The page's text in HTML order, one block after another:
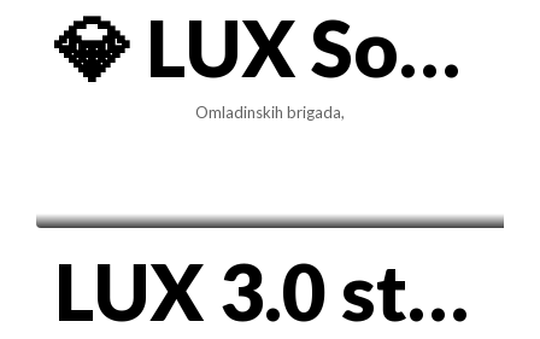
💎 LUX Soul 64 • Nov, neuseljavan 3.0 stan (78m²) sa garažom
Omladinskih brigada,
LUX 3.0 stan na Vračaru, 73m² – Svetozara Markovića (Pet-friendly)